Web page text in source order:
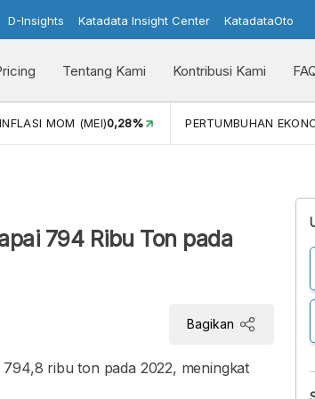
D-Insights Katadata Insight Center KatadataOto
Tentang Kami Kontribusi Kami
INFLASI MOM (MEI)0,28% PERTUMBUHAN
794 Ribu Ton pada
Bagikan
ribu ton pada 2022, meningkat